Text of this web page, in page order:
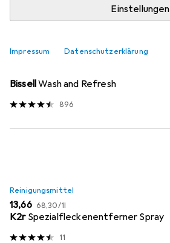
Einstellungen
Impressum Datenschutzerklärung
Nassreiniger Zubehör
BissellWash and Refresh
896
Reinigungsmittel
EUR
13,66 EUR
68,30/1l
K2r Spezialfleckenentferner Spray
11